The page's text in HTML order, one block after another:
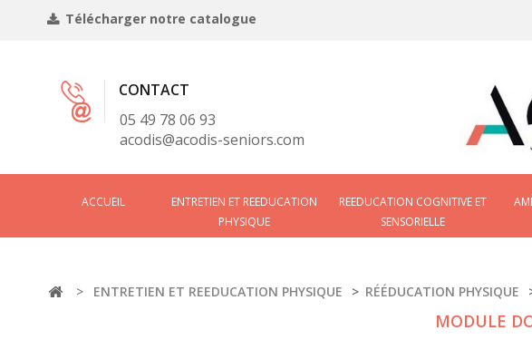
Télécharger notre catalogue
CONTACT
05 49 78 06 93
acodis@acodis-seniors.com
ACCUEIL
ENTRETIEN ET REEDUCATION
PHYSIQUE
REEDUCATION COGNITIVE ET
SENSORIELLE
> ENTRETIEN ET REEDUCATION PHYSIQUE > RÉÉDUCATION PHYSIQUE
MODULE